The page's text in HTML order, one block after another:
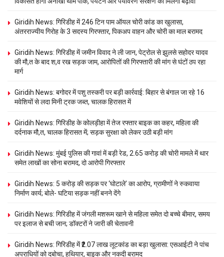
Giridih News: गिरिडीह में 246 टिन पाम ऑयल चोरी कांड का खुलासा,
अंतरराज्यीय गिरोह के 3 सदस्य गिरफ्तार, पिकअप वाहन और चोरी का माल बरामद
Giridih News: गिरिडीह में जमीन विवाद ने ली जान, पेट्रोल से झुलसे सहोदर यादव
की मौ,त के बाद श,व रख सड़क जाम, आरोपितों की गिरफ्तारी की मांग से घंटों ठप रहा
मार्ग
Giridih News: बगोदर में पशु तस्करी पर बड़ी कार्रवाई: बिहार से बंगाल जा रहे 16
मवेशियों से लदा मिनी ट्रक जब्त, चालक हिरासत में
Giridih News: गिरिडीह के कोलड़ीहा में तेज रफ्तार बाइक का कहर, महिला की
दर्दनाक मौ,त, चालक हिरासत में; सड़क सुरक्षा को लेकर उठी बड़ी मांग
Giridih News: मुंबई पुलिस की गावां में बड़ी रेड, 2.65 करोड़ की चोरी मामले में थार
समेत लाखों का सोना बरामद, दो आरोपी गिरफ्तार
Giridih News: 5 करोड़ की सड़क पर ‘घोटाले’ का आरोप, ग्रामीणों ने रुकवाया
निर्माण कार्य; बोले- घटिया सड़क नहीं बनने देंगे
Giridih News: गिरिडीह में जंगली मशरूम खाने से महिला समेत दो बच्चे बीमार, समय
पर इलाज से बची जान; डॉक्टरों ने जारी की चेतावनी
Giridih News: गिरिडीह में ₹2.07 लाख लूटकांड का बड़ा खुलासा: एसआईटी ने पांच
अपराधियों को दबोचा, हथियार, बाइक और नकदी बरामद